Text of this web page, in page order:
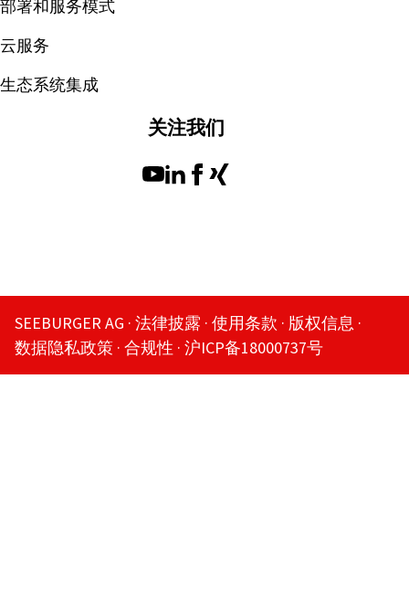
部署和服务模式
云服务
生态系统集成
关注我们
SEEBURGER AG 法律披露 使用条款
版权信息
数据隐私政策 合规性 沪ICP备18000737号